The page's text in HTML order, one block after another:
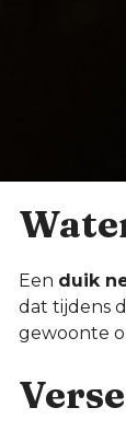
Een duik
dat tijdens
gewoonte